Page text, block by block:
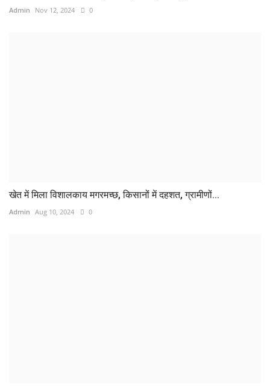
Admin Nov 12, 2024 0
खेत में मिला विशालकाय मगरमच्छ, किसानों में दहशत, ग्रामीणों...
Admin Aug 10, 2024 0